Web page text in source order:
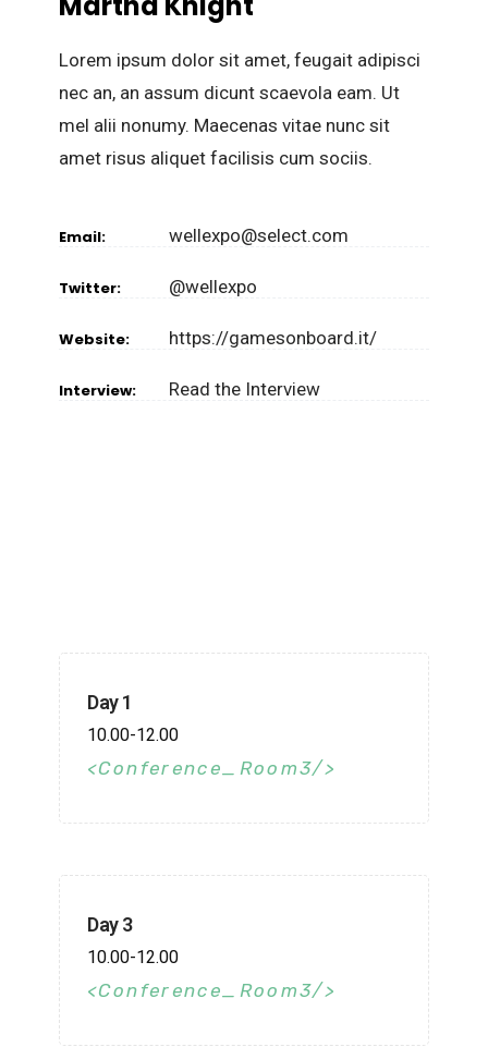
Lorem ipsum dolor sit amet, feugait adipisci
nec an, an assum dicunt scaevola eam. Ut
mel alii nonumy. Maecenas vitae nunc sit
amet risus aliquet facilisis cum sociis.
Email: wellexpo@select.com
Twitter: @wellexpo
Website: https://gamesonboard.it/
Interview: Read the Interview
Day 1
10.00-12.00
Conference_Room3
Day 3
10.00-12.00
Conference_Room3